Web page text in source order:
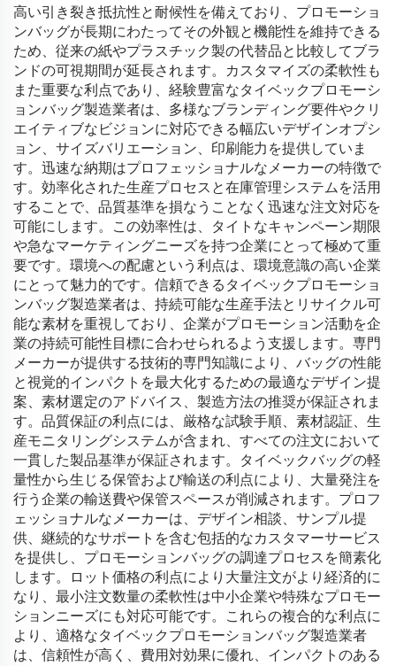
高い引き裂き抵抗性と耐候性を備えており、プロモーショ
ンバッグが長期にわたってその外観と機能性を維持できる
ため、従来の紙やプラスチック製の代替品と比較してブラ
ンドの可視期間が延長されます。カスタマイズの柔軟性も
また重要な利点であり、経験豊富なタイベックプロモーシ
ョンバッグ製造業者は、多様なブランディング要件やクリ
エイティブなビジョンに対応できる幅広いデザインオプシ
ョン、サイズバリエーション、印刷能力を提供していま
す。迅速な納期はプロフェッショナルなメーカーの特徴で
す。効率化された生産プロセスと在庫管理システムを活用
することで、品質基準を損なうことなく迅速な注文対応を
可能にします。この効率性は、タイトなキャンペーン期限
や急なマーケティングニーズを持つ企業にとって極めて重
要です。環境への配慮という利点は、環境意識の高い企業
にとって魅力的です。信頼できるタイベックプロモーショ
ンバッグ製造業者は、持続可能な生産手法とリサイクル可
能な素材を重視しており、企業がプロモーション活動を企
業の持続可能性目標に合わせられるよう支援します。専門
メーカーが提供する技術的専門知識により、バッグの性能
と視覚的インパクトを最大化するための最適なデザイン提
案、素材選定のアドバイス、製造方法の推奨が保証されま
す。品質保証の利点には、厳格な試験手順、素材認証、生
産モニタリングシステムが含まれ、すべての注文において
一貫した製品基準が保証されます。タイベックバッグの軽
量性から生じる保管および輸送の利点により、大量発注を
行う企業の輸送費や保管スペースが削減されます。プロフ
ェッショナルなメーカーは、デザイン相談、サンプル提
供、継続的なサポートを含む包括的なカスタマーサービス
を提供し、プロモーションバッグの調達プロセスを簡素化
します。ロット価格の利点により大量注文がより経済的に
なり、最小注文数量の柔軟性は中小企業や特殊なプロモー
ションニーズにも対応可能です。これらの複合的な利点に
より、適格なタイベックプロモーションバッグ製造業者
は、信頼性が高く、費用対効果に優れ、インパクトのある